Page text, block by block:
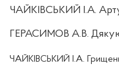
ЧАЙКІВСЬКИЙ І.А.
ГЕРАСИМОВ А.В.
ЧАЙКІВСЬКИЙ І.А.